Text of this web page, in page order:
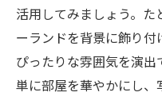
活用してみましょう。
ーランドを背景に飾り
ぴったりな雰囲気を演
単に部屋を華やかにし